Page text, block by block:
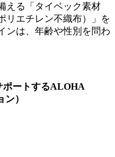
える「タイベック素材
リエチレン不織布）」を
ンは、年齢や性別を問わ
ポートするALOHA
）